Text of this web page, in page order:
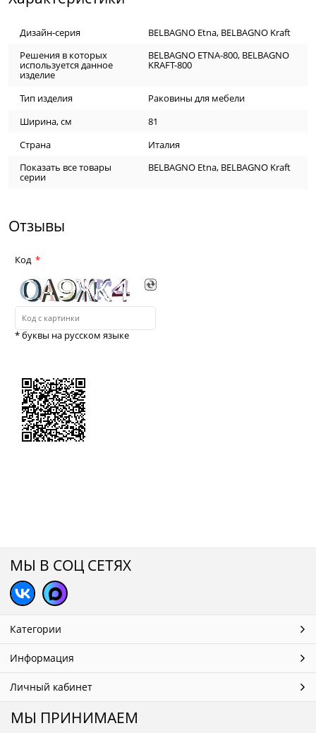
Дизайн-серия
BELBAGNO Etna, BELBAGNO Kraft
Решения в которых
используется данное
изделие
BELBAGNO ETNA-800, BELBAGNO
KRAFT-800
Тип изделия
Раковины для мебели
Ширина, см
81
Страна
Италия
Показать все товары
серии
BELBAGNO Etna, BELBAGNO Kraft
Отзывы
Код
* буквы на русском языке
МЫ В СОЦ СЕТЯХ
Категории
Информация
Личный кабинет
МЫ ПРИНИМАЕМ